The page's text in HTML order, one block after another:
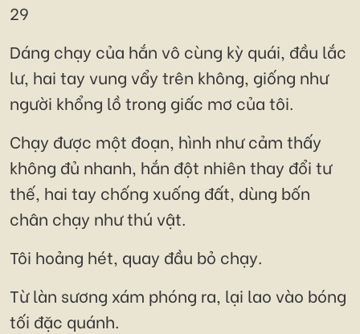
29
Dáng chạy của hắn vô cùng kỳ quái, đầu lắc
lư, hai tay vung vẩy trên không, giống như
người khổng lồ trong giấc mơ của tôi.
Chạy được một đoạn, hình như cảm thấy
không đủ nhanh, hắn đột nhiên thay đổi tư
thế, hai tay chống xuống đất, dùng bốn
chân chạy như thú vật.
Tôi hoảng hét, quay đầu bỏ chạy.
Từ làn sương xám phóng ra, lại lao vào bóng
tối đặc quánh.